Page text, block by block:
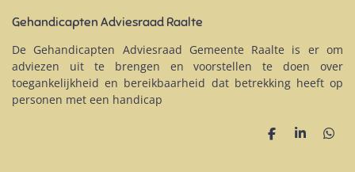
b
o
o
k
Gehandicapten Adviesraad Raalte
De Gehandicapten Adviesraad Gemeente Raalte is er om
adviezen uit te brengen en voorstellen te doen over
toegankelijkheid en bereikbaarheid dat betrekking heeft op
personen met een handicap
D
S
D